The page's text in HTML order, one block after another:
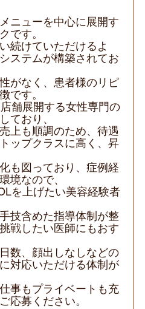
ニューを中心に展開す
です。
続けていただけるよ
ステムが構築されてお
がなく、患者様のリピ
です。
舗展開する女性専門の
ており、
上も順調のため、待遇
ップクラスに高く、昇
も図っており、症例経
境なので、
を上げたい美容経験者
技含めた指導体制が整
戦したい医師にもおす
数、顔出しなしなどの
対応いただける体制が
事もプライベートも充
応募ください。